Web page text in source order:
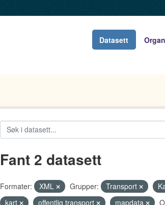
Datasett
Fant 2 datasett
Formater: XML Grupper: Transport
kart
offentlig transport mapdata